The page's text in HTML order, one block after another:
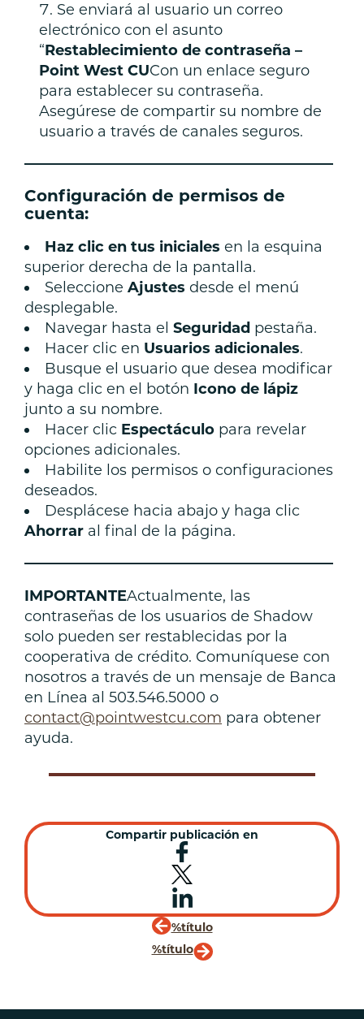
Se enviará al usuario un correo
electrónico con el asunto
“Restablecimiento de contraseña –
Point West CUCon un enlace seguro
para establecer su contraseña.
Asegúrese de compartir su nombre de
usuario a través de canales seguros.
———————————————————
Configuración de permisos de
cuenta:
Haz clic en tus iniciales en la esquina
superior derecha de la pantalla.
Seleccione Ajustes desde el menú
desplegable.
Navegar hasta el Seguridad pestaña.
Hacer clic en Usuarios adicionales.
Busque el usuario que desea modificar
y haga clic en el botón Icono de lápiz
junto a su nombre.
Hacer clic Espectáculo para revelar
opciones adicionales.
Habilite los permisos o configuraciones
deseados.
Desplácese hacia abajo y haga clic
Ahorrar al final de la página.
———————————————————
IMPORTANTEActualmente, las
contraseñas de los usuarios de Shadow
solo pueden ser restablecidas por la
cooperativa de crédito. Comuníquese con
nosotros a través de un mensaje de Banca
en Línea al 503.546.5000 o
contact@pointwestcu.com para obtener
ayuda.
Compartir publicación en
%título
%título